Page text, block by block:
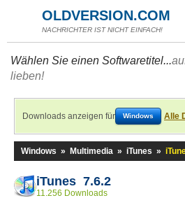
OLDVERSION.COM
NACHRICHTER IST NICHT EINFACH!
Wählen Sie einen Softwaretitel...
lieben!
Downloads anzeigen für Windows Alle
Windows » Multimedia » iTunes »
iTunes 7.6.2
11.256 Downloads